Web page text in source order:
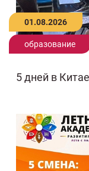
01.08.2026
образование
5 дней в